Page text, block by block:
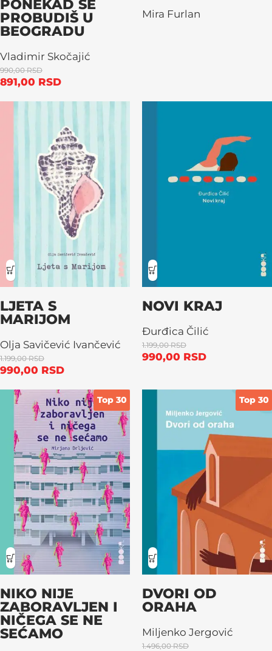
PONEKAD SE
PROBUDIŠ U
BEOGRADU
Vladimir Skočajić
990,00RSD
891,00 RSD
Mira Furlan
LJETA S
MARIJOM
Olja Savičević Ivančević
1.199,00RSD
990,00 RSD
NOVI KRAJ
Đurđica Čilić
1.199,00RSD
990,00 RSD
Top 30
NIKO NIJE
ZABORAVLJEN I
NIČEGA SE NE
SEĆAMO
Top 30
DVORI OD
ORAHA
Miljenko Jergović
1.496,00RSD